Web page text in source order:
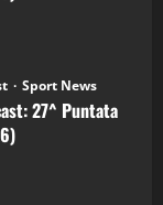
26^ Puntata